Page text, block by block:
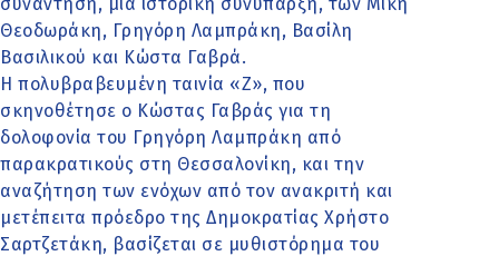
Θεοδωράκη, Γρηγόρη Λαμπράκη, Βασίλη
Βασιλικού και Κώστα Γαβρά.
Η πολυβραβευμένη ταινία «Ζ», που
σκηνοθέτησε ο Κώστας Γαβράς για τη
δολοφονία του Γρηγόρη Λαμπράκη από
παρακρατικούς στη Θεσσαλονίκη, και την
αναζήτηση των ενόχων από τον ανακριτή και
μετέπειτα πρόεδρο της Δημοκρατίας Χρήστο
Σαρτζετάκη, βασίζεται σε μυθιστόρημα του